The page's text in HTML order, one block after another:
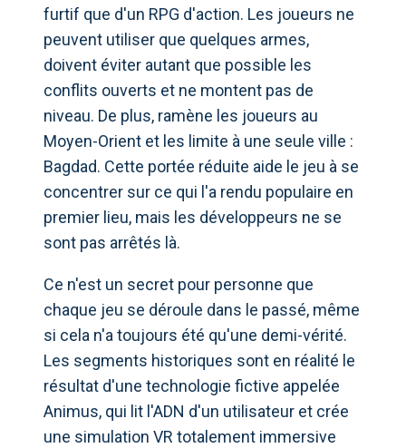
furtif que d'un RPG d'action. Les joueurs ne
peuvent utiliser que quelques armes,
doivent éviter autant que possible les
conflits ouverts et ne montent pas de
niveau. De plus, ramène les joueurs au
Moyen-Orient et les limite à une seule ville :
Bagdad. Cette portée réduite aide le jeu à se
concentrer sur ce qui l'a rendu populaire en
premier lieu, mais les développeurs ne se
sont pas arrêtés là.
Ce n'est un secret pour personne que
chaque jeu se déroule dans le passé, même
si cela n'a toujours été qu'une demi-vérité.
Les segments historiques sont en réalité le
résultat d'une technologie fictive appelée
Animus, qui lit l'ADN d'un utilisateur et crée
une simulation VR totalement immersive